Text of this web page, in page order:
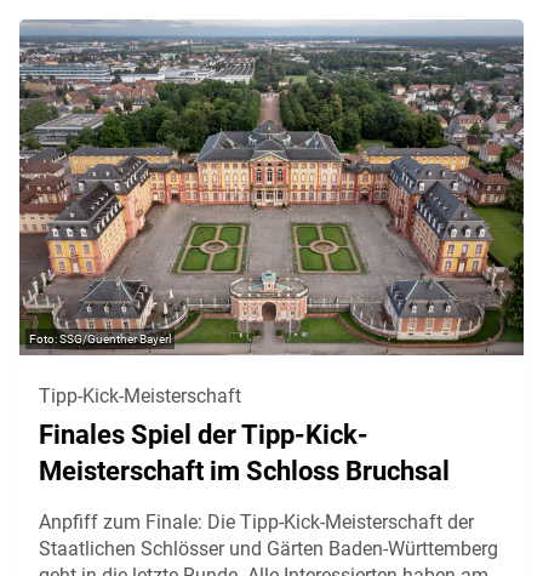
SSG/Guenther Bayerl
Tipp-Kick-Meisterschaft
Finales Spiel der Tipp-Kick-
Meisterschaft im Schloss Bruchsal
Anpfiff zum Finale: Die Tipp-Kick-Meisterschaft der
Staatlichen Schlösser und Gärten Baden-Württemberg